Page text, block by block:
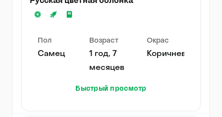
Пол
Самец
Возраст
1 год, 7
месяцев
Окрас
Коричневый
Быстрый просмотр